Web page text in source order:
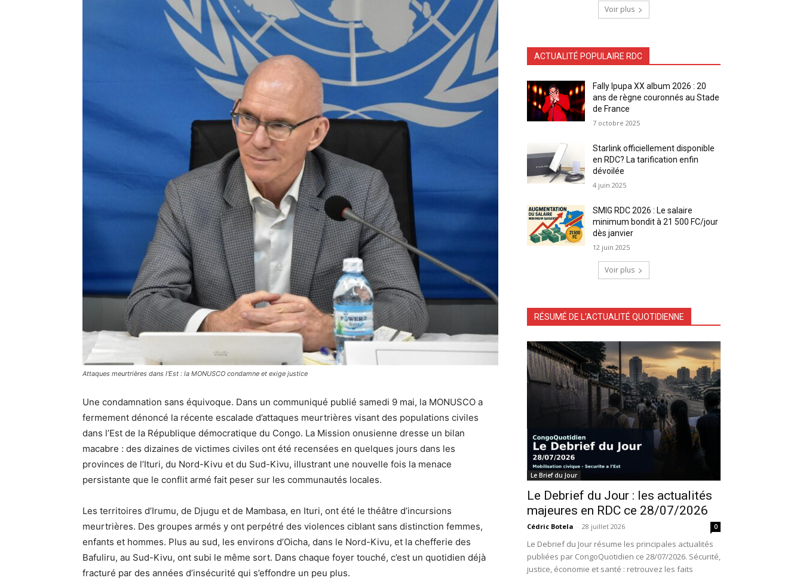
Attaques meurtrières dans l'Est : la MONUSCO condamne et exige justice
Une condamnation sans équivoque. Dans un communiqué publié samedi 9 mai, la MONUSCO a
fermement dénoncé la récente escalade d’attaques meurtrières visant des populations civiles
dans l’Est de la République démocratique du Congo. La Mission onusienne dresse un bilan
macabre : des dizaines de victimes civiles ont été recensées en quelques jours dans les
provinces de l’Ituri, du Nord-Kivu et du Sud-Kivu, illustrant une nouvelle fois la menace
persistante que le conflit armé fait peser sur les communautés locales.
Les territoires d’Irumu, de Djugu et de Mambasa, en Ituri, ont été le théâtre d’incursions
meurtrières. Des groupes armés y ont perpétré des violences ciblant sans distinction femmes,
enfants et hommes. Plus au sud, les environs d’Oicha, dans le Nord-Kivu, et la chefferie des
Bafuliru, au Sud-Kivu, ont subi le même sort. Dans chaque foyer touché, c’est un quotidien déjà
fracturé par des années d’insécurité qui s’effondre un peu plus.
Voir plus
ACTUALITÉ POPULAIRE RDC
Fally Ipupa XX album 2026 : 20
ans de règne couronnés au Stade
de France
7 octobre 2025
Starlink officiellement disponible
en RDC? La tarification enfin
dévoilée
4 juin 2025
SMIG RDC 2026 : Le salaire
minimum bondit à 21 500 FC/jour
dès janvier
12 juin 2025
Voir plus
RÉSUMÉ DE L'ACTUALITÉ QUOTIDIENNE
Le Brief du Jour
Le Debrief du Jour : les actualités
majeures en RDC ce 28/07/2026
Cédric Botela - 28 juillet 2026 0
Le Debrief du Jour résume les principales actualités
publiées par CongoQuotidien ce 28/07/2026. Sécurité,
justice, économie et santé : retrouvez les faits